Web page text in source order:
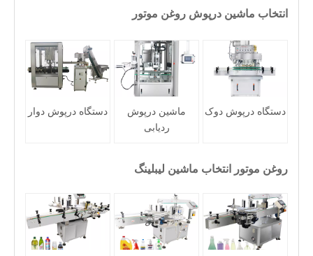
انتخاب ماشین درپوش روغن موتور
دستگاه درپوش دوک
ماشین درپوش
ردیابی
دستگاه درپوش دوار
روغن موتور انتخاب ماشین لیبلینگ